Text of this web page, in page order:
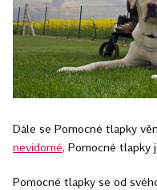
Dále se Pomocné tlapky
nevidomé. Pomocné tlapky
Pomocné tlapky se od